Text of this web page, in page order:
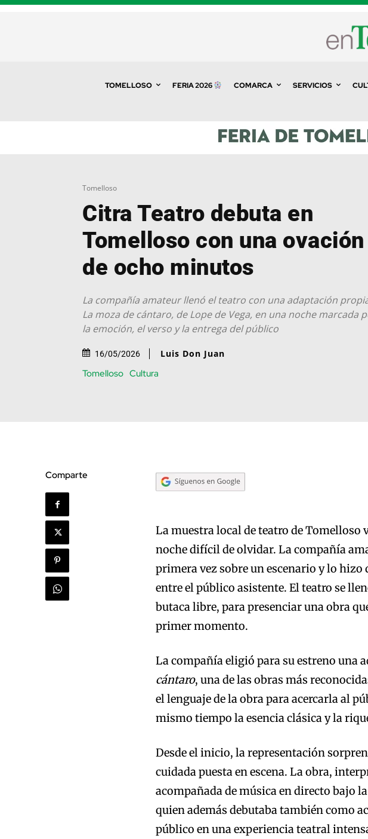
TOMELLOSO FERIA 2026 COMARCA SERVICIOS
Tomelloso
Citra Teatro debuta en
Tomelloso con una ovación
de ocho minutos
La compañía amateur llenó el teatro con una adaptación
La moza de cántaro, de Lope de Vega, en una noche marcada
la emoción, el verso y la entrega del público
16/05/2026 Luis Don Juan
Tomelloso Cultura
Comparte
La muestra local de teatro de Tomelloso
noche difícil de olvidar. La compañía
primera vez sobre un escenario y lo
entre el público asistente. El teatro se
butaca libre, para presenciar una obra
primer momento.
La compañía eligió para su estreno una
cántaro, una de las obras más
el lenguaje de la obra para acercarla al
mismo tiempo la esencia clásica y la
Desde el inicio, la representación
cuidada puesta en escena. La obra,
acompañada de música en directo bajo
quien además debutaba también como
público en una experiencia teatral